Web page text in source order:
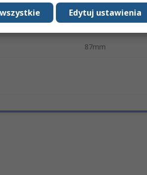
RoHS, UL
87mm
Edytuj ustawienia